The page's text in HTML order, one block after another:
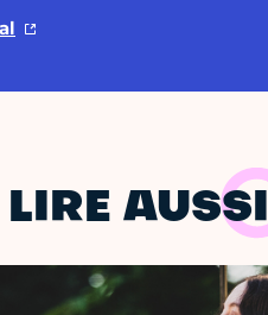
AUSSI